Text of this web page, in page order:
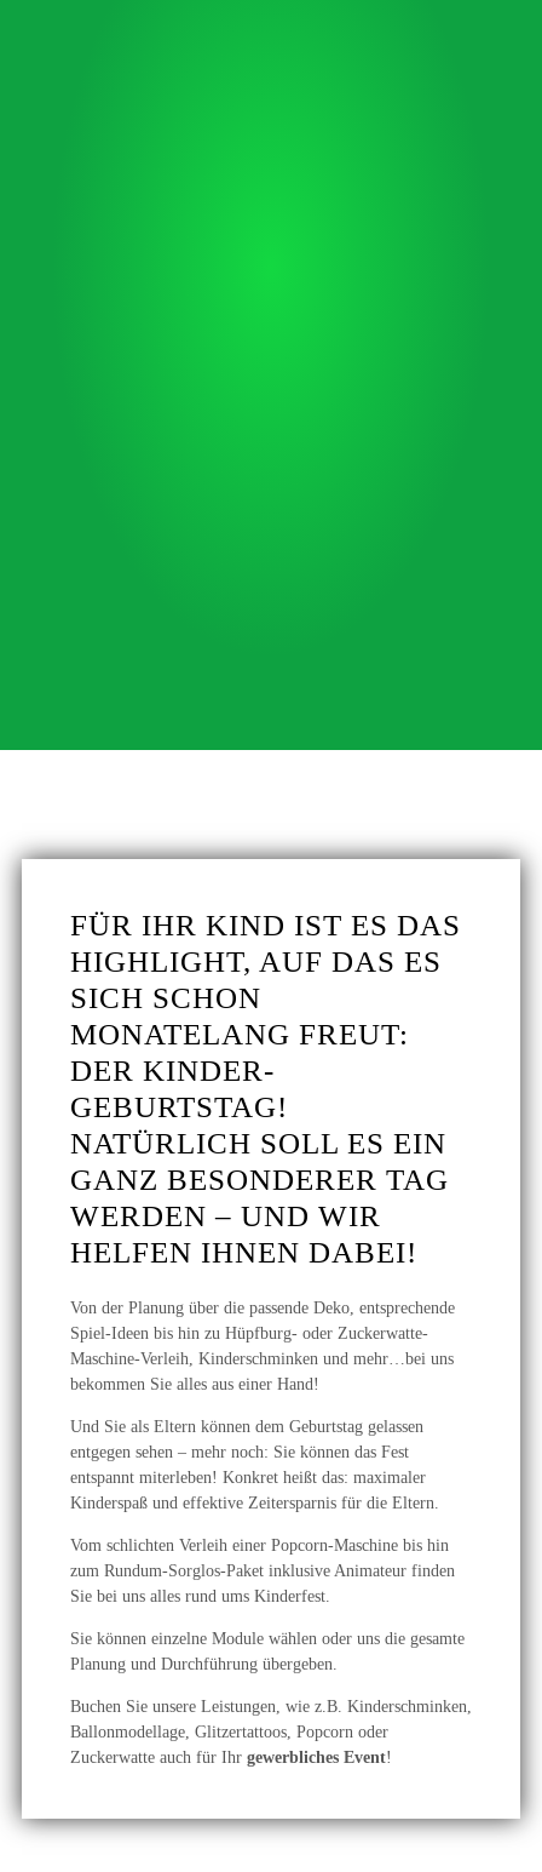
mehr mehr
FÜR IHR KIND IST ES DAS
HIGHLIGHT, AUF DAS ES
SICH SCHON
MONATELANG FREUT:
DER KINDER­
GEBURTSTAG!
NATÜRLICH SOLL ES EIN
GANZ BESONDERER TAG
WERDEN – UND WIR
HELFEN IHNEN DABEI!
Von der Planung über die passende Deko, entsprechende
Spiel-Ideen bis hin zu Hüpfburg- oder Zuckerwatte-
Maschine-Verleih, Kinderschminken und mehr…bei uns
bekommen Sie alles aus einer Hand!
Und Sie als Eltern können dem Geburtstag gelassen
entgegen sehen – mehr noch: Sie können das Fest
entspannt miterleben! Konkret heißt das: maximaler
Kinderspaß und effektive Zeitersparnis für die Eltern.
Vom schlichten Verleih einer Popcorn-Maschine bis hin
zum Rundum-Sorglos-Paket inklusive Animateur finden
Sie bei uns alles rund ums Kinderfest.
Sie können einzelne Module wählen oder uns die gesamte
Planung und Durchführung übergeben.
Buchen Sie unsere Leistungen, wie z.B. Kinderschminken,
Ballonmodellage, Glitzertattoos, Popcorn oder
Zuckerwatte auch für Ihr gewerbliches Event!